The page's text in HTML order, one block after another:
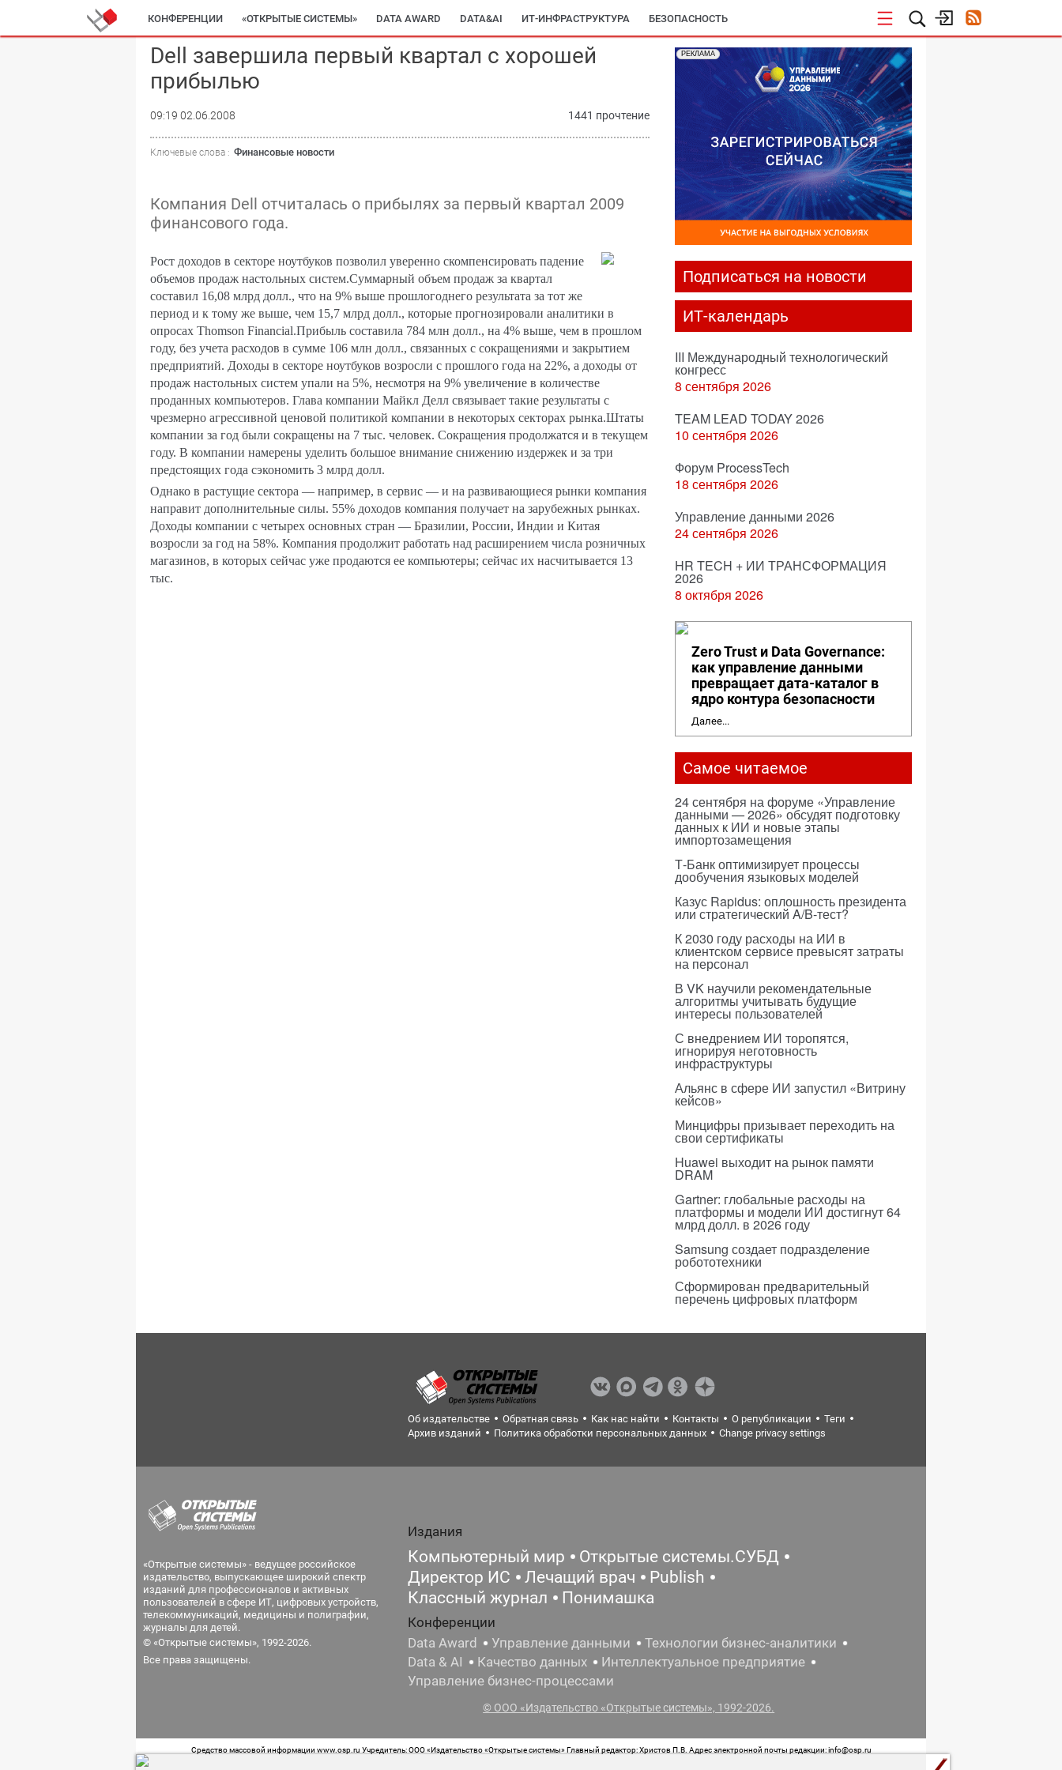
КОНФЕРЕНЦИИ «ОТКРЫТЫЕ СИСТЕМЫ» DATA AWARD DATA&AI ИТ-ИНФРАСТРУКТУРА БЕЗОПАСНОСТЬ
Dell завершила первый квартал с хорошей
прибылью
09:19 02.06.2008 1441 прочтение
Ключевые слова : Финансовые новости
Компания Dell отчиталась о прибылях за первый квартал 2009
финансового года.
Рост доходов в секторе ноутбуков позволил уверенно скомпенсировать падение
объемов продаж настольных систем.Суммарный объем продаж за квартал
составил 16,08 млрд долл., что на 9% выше прошлогоднего результата за тот же
период и к тому же выше, чем 15,7 млрд долл., которые прогнозировали аналитики в
опросах Thomson Financial.Прибыль составила 784 млн долл., на 4% выше, чем в прошлом
году, без учета расходов в сумме 106 млн долл., связанных с сокращениями и закрытием
предприятий. Доходы в секторе ноутбуков возросли с прошлого года на 22%, а доходы от
продаж настольных систем упали на 5%, несмотря на 9% увеличение в количестве
проданных компьютеров. Глава компании Майкл Делл связывает такие результаты с
чрезмерно агрессивной ценовой политикой компании в некоторых секторах рынка.Штаты
компании за год были сокращены на 7 тыс. человек. Сокращения продолжатся и в текущем
году. В компании намерены уделить большое внимание снижению издержек и за три
предстоящих года сэкономить 3 млрд долл.
Однако в растущие сектора — например, в сервис — и на развивающиеся рынки компания
направит дополнительные силы. 55% доходов компания получает на зарубежных рынках.
Доходы компании с четырех основных стран — Бразилии, России, Индии и Китая
возросли за год на 58%. Компания продолжит работать над расширением числа розничных
магазинов, в которых сейчас уже продаются ее компьютеры; сейчас их насчитывается 13
тыс.
РЕКЛАМА
Подписаться на новости
ИТ-календарь
III Международный технологический
конгресс
8 сентября 2026
TEAM LEAD TODAY 2026
10 сентября 2026
Форум ProcessTech
18 сентября 2026
Управление данными 2026
24 сентября 2026
HR TECH + ИИ ТРАНСФОРМАЦИЯ
2026
8 октября 2026
Zero Trust и Data Governance:
как управление данными
превращает дата-каталог в
ядро контура безопасности
Далее...
Самое читаемое
24 сентября на форуме «Управление
данными — 2026» обсудят подготовку
данных к ИИ и новые этапы
импортозамещения
Т-Банк оптимизирует процессы
дообучения языковых моделей
Казус Rapidus: оплошность президента
или стратегический A/B-тест?
К 2030 году расходы на ИИ в
клиентском сервисе превысят затраты
на персонал
В VK научили рекомендательные
алгоритмы учитывать будущие
интересы пользователей
С внедрением ИИ торопятся,
игнорируя неготовность
инфраструктуры
Альянс в сфере ИИ запустил «Витрину
кейсов»
Минцифры призывает переходить на
свои сертификаты
Huawei выходит на рынок памяти
DRAM
Gartner: глобальные расходы на
платформы и модели ИИ достигнут 64
млрд долл. в 2026 году
Samsung создает подразделение
робототехники
Сформирован предварительный
перечень цифровых платформ
Об издательстве Обратная связь Как нас найти Контакты О републикации
Теги
Архив изданий
Политика обработки персональных данных Change privacy settings
«Открытые системы» - ведущее российское
издательство, выпускающее широкий спектр
изданий для профессионалов и активных
пользователей в сфере ИТ, цифровых устройств,
телекоммуникаций, медицины и полиграфии,
журналы для детей.
© «Открытые системы», 1992-2026.
Все права защищены.
Издания
Компьютерный мир
Открытые системы.СУБД
Директор ИС
Лечащий врач
Publish
Классный журнал
Понимашка
Конференции
Data Award
Управление данными
Технологии бизнес-аналитики
Data & AI
Качество данных
Интеллектуальное предприятие
Управление бизнес-процессами
© ООО «Издательство «Открытые системы», 1992-2026.
Средство массовой информации www.osp.ru Учредитель: ООО «Издательство «Открытые системы» Главный редактор: Христов П.В. Адрес электронной почты редакции: info@osp.ru